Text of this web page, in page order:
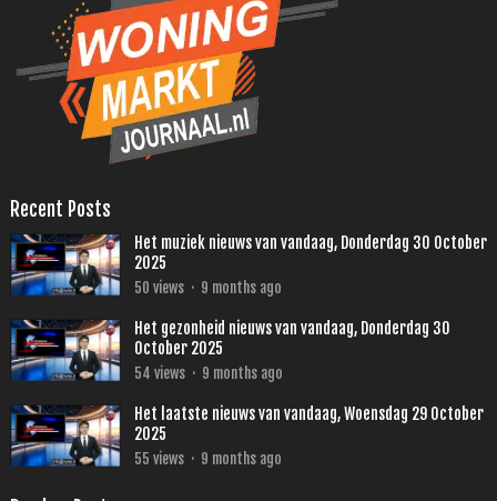
Recent Posts
Het muziek nieuws van vandaag, Donderdag 30 October
2025
50 views · 9 months ago
Het gezonheid nieuws van vandaag, Donderdag 30
October 2025
54 views · 9 months ago
Het laatste nieuws van vandaag, Woensdag 29 October
2025
55 views · 9 months ago